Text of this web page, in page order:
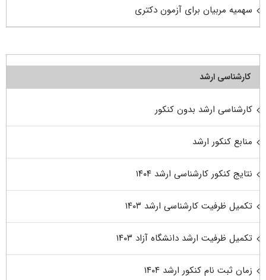
سهمیه مربیان برای آزمون دکتری
کارشناسی ارشد
کارشناسی ارشد بدون کنکور
منابع کنکور ارشد
نتایج کنکور کارشناسی ارشد ۱۴۰۴
تکمیل ظرفیت کارشناسی ارشد ۱۴۰۳
تکمیل ظرفیت ارشد دانشگاه آزاد ۱۴۰۳
زمان ثبت نام کنکور ارشد ۱۴۰۴